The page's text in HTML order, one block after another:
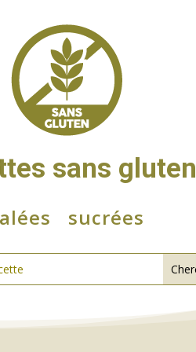
sans gluten
sucrées